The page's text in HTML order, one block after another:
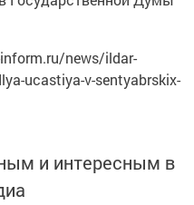
news/ildar-
ucastiya-v-sentyabrskix-
и интересным в